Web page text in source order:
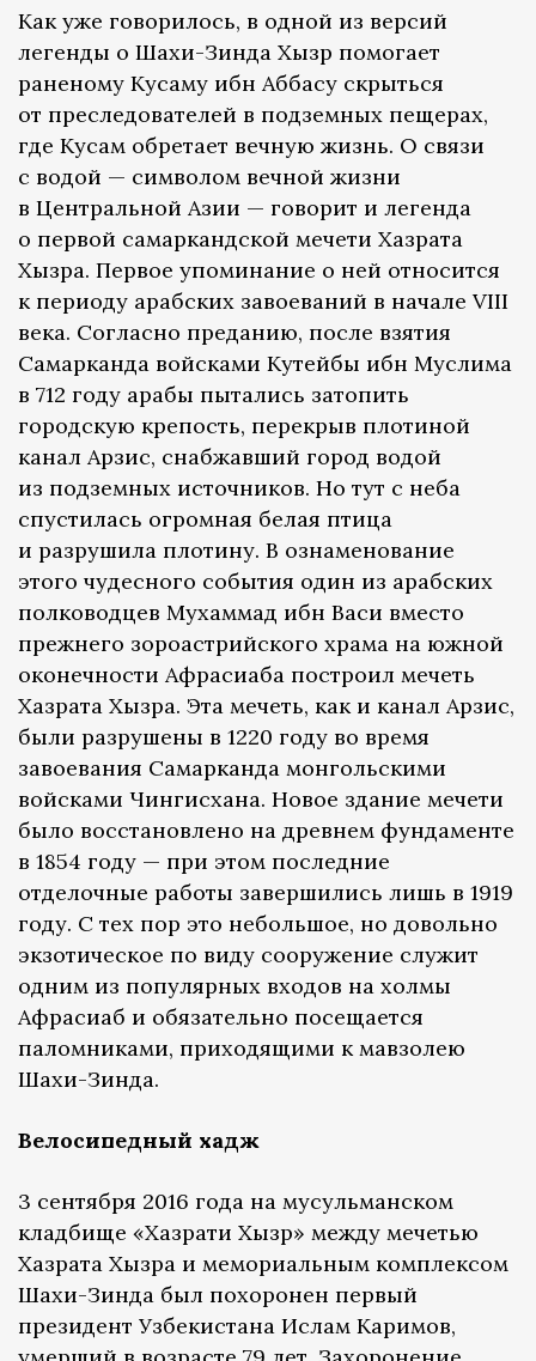
Как уже говорилось, в одной из версий
легенды о Шахи-Зинда Хызр помогает
раненому Кусаму ибн Аббасу скрыться
от преследователей в подземных пещерах,
где Кусам обретает вечную жизнь. О связи
с водой — символом вечной жизни
в Центральной Азии — говорит и легенда
о первой самаркандской мечети Хазрата
Хызра. Первое упоминание о ней относится
к периоду арабских завоеваний в начале VIII
века. Согласно преданию, после взятия
Самарканда войсками Кутейбы ибн Муслима
в 712 году арабы пытались затопить
городскую крепость, перекрыв плотиной
канал Арзис, снабжавший город водой
из подземных источников. Но тут с неба
спустилась огромная белая птица
и разрушила плотину. В ознаменование
этого чудесного события один из арабских
полководцев Мухаммад ибн Васи вместо
прежнего зороастрийского храма на южной
оконечности Афрасиаба построил мечеть
Хазрата Хызра. Эта мечеть, как и канал Арзис,
были разрушены в 1220 году во время
завоевания Самарканда монгольскими
войсками Чингисхана. Новое здание мечети
было восстановлено на древнем фундаменте
в 1854 году — при этом последние
отделочные работы завершились лишь в 1919
году. C тех пор это небольшое, но довольно
экзотическое по виду сооружение служит
одним из популярных входов на холмы
Афрасиаб и обязательно посещается
паломниками, приходящими к мавзолею
Шахи-Зинда.
Велосипедный хадж
3 сентября 2016 года на мусульманском
кладбище «Хазрати Хызр» между мечетью
Хазрата Хызра и мемориальным комплексом
Шахи-Зинда был похоронен первый
президент Узбекистана Ислам Каримов,